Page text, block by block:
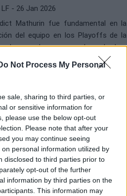
Not Process My Personal
sale, sharing to third parties, or
or sensitive information for
please use the below opt-out
Please note that after your
you may continue seeing
personal information utilized by
disclosed to third parties prior to
opt-out of the further
information by third parties on the
This information may
- 26 Jan 2026
Mathurin fue fundamental en la
del equipo en los Playoffs de la
pasada, aunque ahora lo han